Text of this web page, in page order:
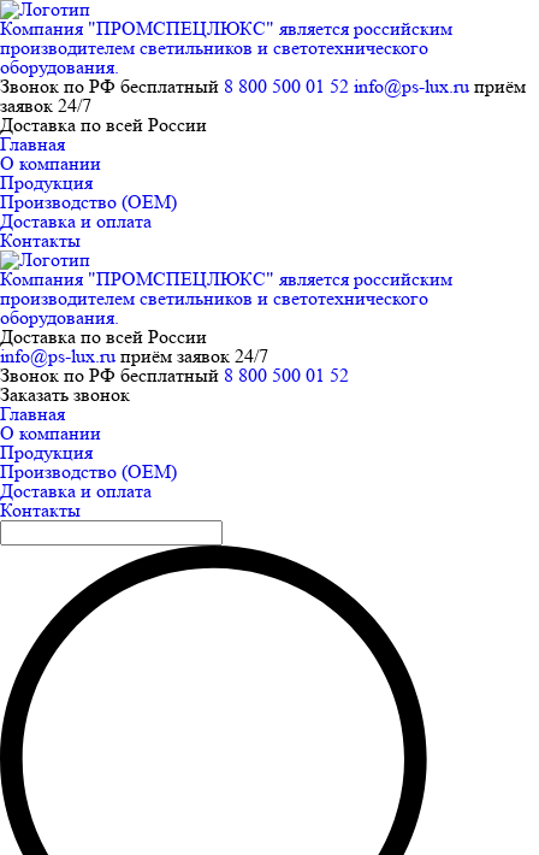
Компания "ПРОМСПЕЦЛЮКС" является российским
производителем светильников и светотехнического
оборудования.
Звонок по РФ бесплатный 8 800 500 01 52 info@ps-lux.ru приём
заявок 24/7
Доставка по всей России
Главная
О компании
Продукция
Производство (ОЕМ)
Доставка и оплата
Контакты
Компания "ПРОМСПЕЦЛЮКС" является российским
производителем светильников и светотехнического
оборудования.
Доставка по всей России
info@ps-lux.ru приём заявок 24/7
Звонок по РФ бесплатный 8 800 500 01 52
Заказать звонок
Главная
О компании
Продукция
Производство (ОЕМ)
Доставка и оплата
Контакты